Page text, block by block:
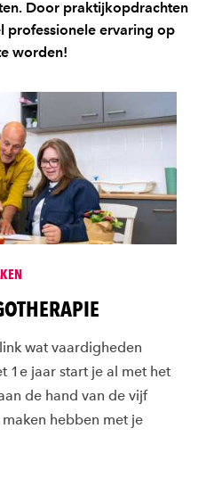
Door praktijkopdrachten
professionele ervaring op
worden!
wat vaardigheden
1e jaar start je al met het
de hand van de vijf
hebben met je